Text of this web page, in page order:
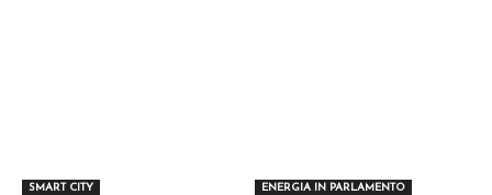
SMART CITY ENERGIA IN PARLAMENTO